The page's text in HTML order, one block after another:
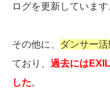
ログを更新しています
その他に、 ダンサー
ており、 過去には
した。